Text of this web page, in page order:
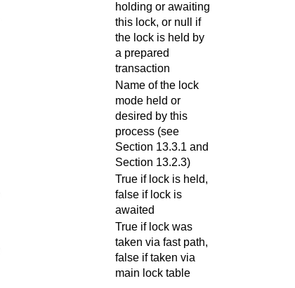
holding or awaiting
this lock, or null if
the lock is held by
a prepared
transaction
Name of the lock
mode held or
desired by this
process (see
Section 13.3.1 and
Section 13.2.3)
True if lock is held,
false if lock is
awaited
True if lock was
taken via fast path,
false if taken via
main lock table